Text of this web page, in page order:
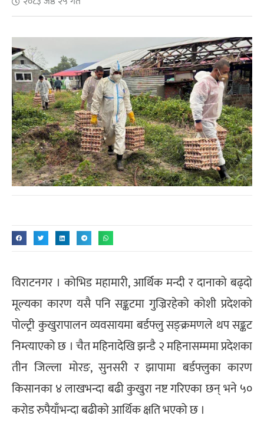
विराटनगर । कोभिड महामारी, आर्थिक मन्दी र दानाको बढ्दो
मूल्यका कारण यसै पनि सङ्कटमा गुज्रिरहेको कोशी प्रदेशको
पोल्ट्री कुखुरापालन व्यवसायमा बर्डफ्लु सङ्क्रमणले थप सङ्कट
निम्त्याएको छ । चैत महिनादेखि झन्डै २ महिनासम्ममा प्रदेशका
तीन जिल्ला मोरङ, सुनसरी र झापामा बर्डफ्लुका कारण
किसानका ४ लाखभन्दा बढी कुखुरा नष्ट गरिएका छन् भने ५०
करोड रुपैयाँभन्दा बढीको आर्थिक क्षति भएको छ ।